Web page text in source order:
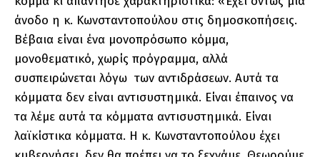
άνοδο η κ. Κωνσταντοπούλου στις δημοσκοπήσεις.
Βέβαια είναι ένα μονοπρόσωπο κόμμα,
μονοθεματικό, χωρίς πρόγραμμα, αλλά
συσπειρώνεται λόγω των αντιδράσεων. Αυτά τα
κόμματα δεν είναι αντισυστημικά. Είναι έπαινος να
τα λέμε αυτά τα κόμματα αντισυστημικά. Είναι
λαϊκίστικα κόμματα. Η κ. Κωνσταντοπούλου έχει